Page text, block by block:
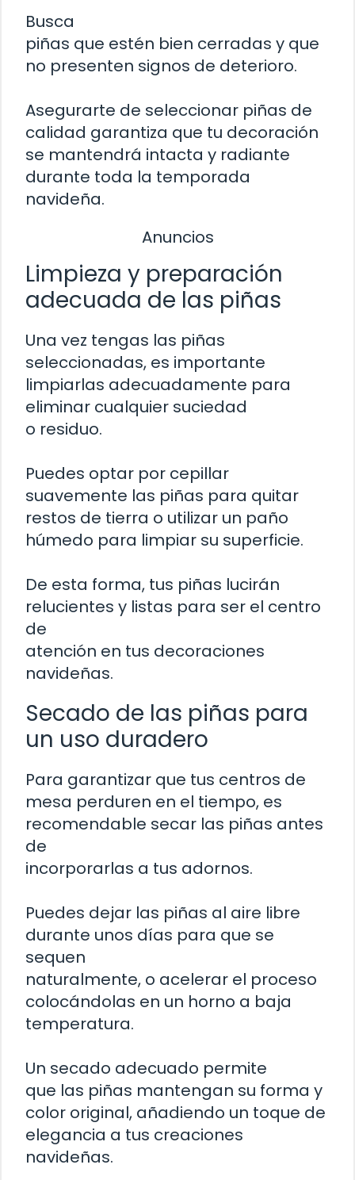
Busca
piñas que estén bien cerradas y que
no presenten signos de deterioro.
Asegurarte de seleccionar piñas de
calidad garantiza que tu decoración
se mantendrá intacta y radiante
durante toda la temporada
navideña.
Anuncios
Limpieza y preparación
adecuada de las piñas
Una vez tengas las piñas
seleccionadas, es importante
limpiarlas adecuadamente para
eliminar cualquier suciedad
o residuo.
Puedes optar por cepillar
suavemente las piñas para quitar
restos de tierra o utilizar un paño
húmedo para limpiar su superficie.
De esta forma, tus piñas lucirán
relucientes y listas para ser el centro
de
atención en tus decoraciones
navideñas.
Secado de las piñas para
un uso duradero
Para garantizar que tus centros de
mesa perduren en el tiempo, es
recomendable secar las piñas antes
de
incorporarlas a tus adornos.
Puedes dejar las piñas al aire libre
durante unos días para que se
sequen
naturalmente, o acelerar el proceso
colocándolas en un horno a baja
temperatura.
Un secado adecuado permite
que las piñas mantengan su forma y
color original, añadiendo un toque de
elegancia a tus creaciones
navideñas.